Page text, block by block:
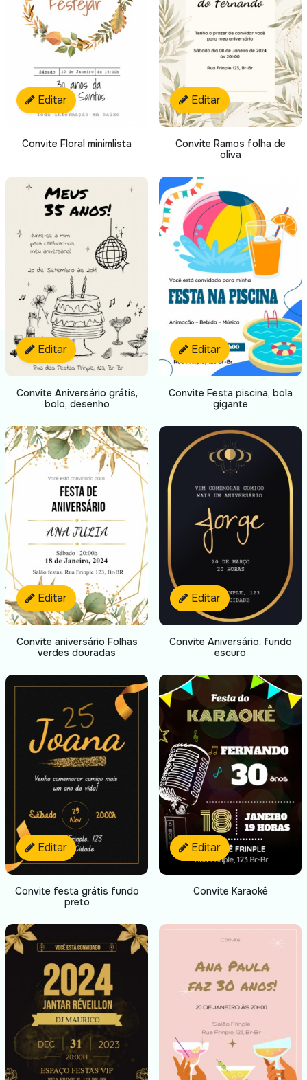
Editar
Convite Floral minimlista
Editar
Convite Ramos folha de
oliva
Editar
Convite Aniversário grátis,
bolo, desenho
Editar
Convite Festa piscina, bola
gigante
Editar
Convite aniversário Folhas
verdes douradas
Editar
Convite Aniversário, fundo
escuro
Editar
Convite festa grátis fundo
preto
Editar
Convite Karaokê